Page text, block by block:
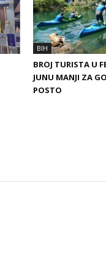
BIH
BROJ TURISTA U
JUNU MANJI ZA
POSTO